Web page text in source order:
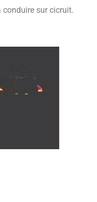
conduire sur cicruit.